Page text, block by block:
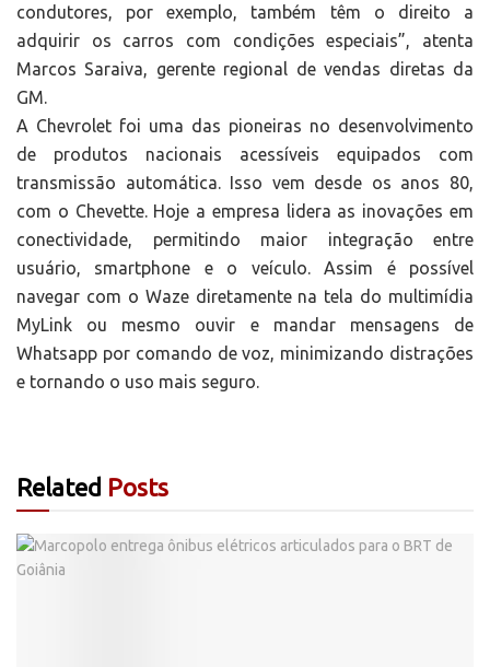
condutores, por exemplo, também têm o direito a
adquirir os carros com condições especiais”, atenta
Marcos Saraiva, gerente regional de vendas diretas da
GM.
A Chevrolet foi uma das pioneiras no desenvolvimento
de produtos nacionais acessíveis equipados com
transmissão automática. Isso vem desde os anos 80,
com o Chevette. Hoje a empresa lidera as inovações em
conectividade, permitindo maior integração entre
usuário, smartphone e o veículo. Assim é possível
navegar com o Waze diretamente na tela do multimídia
MyLink ou mesmo ouvir e mandar mensagens de
Whatsapp por comando de voz, minimizando distrações
e tornando o uso mais seguro.
Related Posts